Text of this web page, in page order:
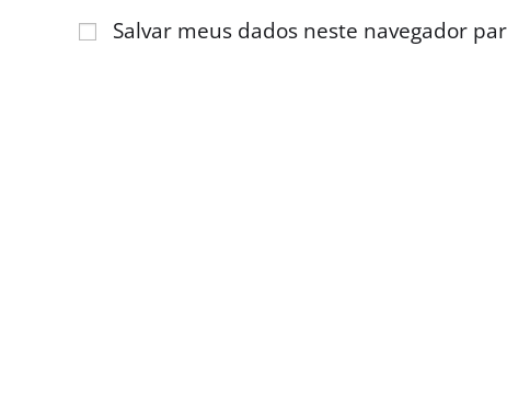
Salvar meus dados neste navegador